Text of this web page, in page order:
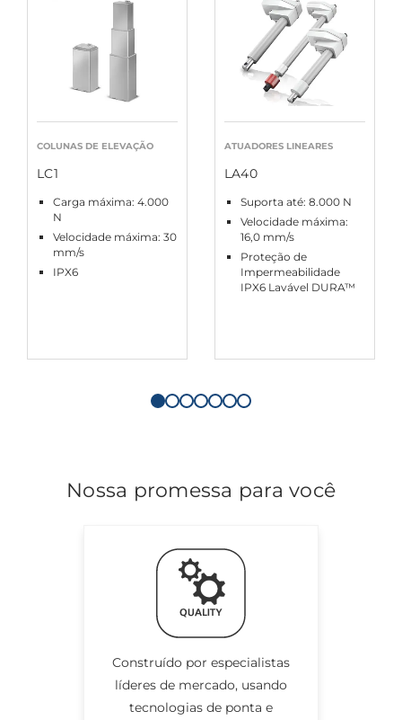
COLUNAS DE ELEVAÇÃO
LC1
Carga máxima: 4.000
N
Velocidade máxima: 30
mm/s
IPX6
ATUADORES LINEARES
LA40
Suporta até: 8.000 N
Velocidade máxima:
16,0 mm/s
Proteção de
Impermeabilidade
IPX6 Lavável DURA™
Nossa promessa para você
Construído por especialistas
líderes de mercado, usando
tecnologias de ponta e